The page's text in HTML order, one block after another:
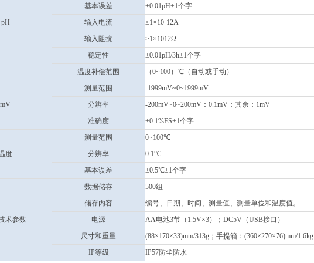
pH
基本误差
±0.01pH±1个字
输入电流
≤1×10-12A
输入阻抗
≥1×1012Ω
稳定性
±0.01pH/3h±1个字
温度补偿范围
（0~100）℃（自动或手动）
mV
测量范围
-1999mV~0~1999mV
分辨率
-200mV~0~200mV：0.1mV；其余：1mV
准确度
±0.1%FS±1个字
度
测量范围
0~100℃
分辨率
0.1℃
基本误差
±0.5℃±1个字
术参数
数据储存
500组
储存内容
编号、日期、时间、测量值、测量单位和温度值。
电源
AA电池3节（1.5V×3）；DC5V（USB接口）
尺寸和重量
(88×170×33)mm/313g；手提箱：(360×270×76)mm/1.6kg
IP等级
IP57防尘防水